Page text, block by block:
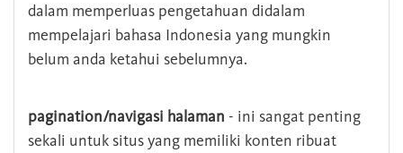
dalam memperluas pengetahuan didalam
mempelajari bahasa Indonesia yang mungkin
belum anda ketahui sebelumnya.
pagination/navigasi halaman - ini sangat penting
sekali untuk situs yang memiliki konten ribuat